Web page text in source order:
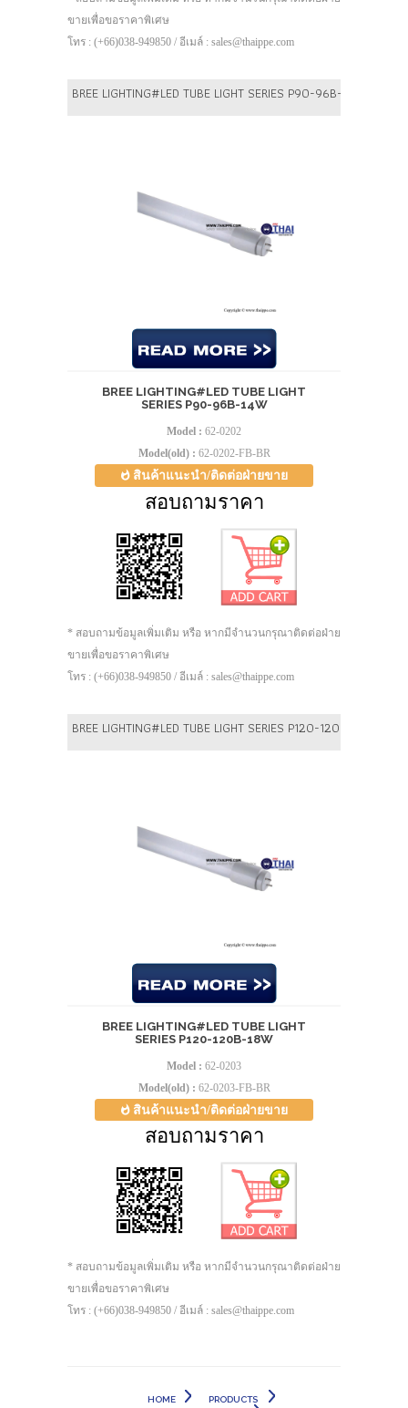
ขายเพื่อขอราคาพิเศษ
โทร : (+66)038-949850 / อีเมล์ : sales@thaippe.com
BREE LIGHTING#LED TUBE LIGHT SERIES P90-96B-14W
BREE LIGHTING#LED TUBE LIGHT
SERIES P90-96B-14W
Model : 62-0202
Model(old) : 62-0202-FB-BR
สินค้าแนะนำ/ติดต่อฝ่ายขาย
สอบถามราคา
* สอบถามข้อมูลเพิ่มเติม หรือ หากมีจำนวนกรุณาติดต่อฝ่าย
ขายเพื่อขอราคาพิเศษ
โทร : (+66)038-949850 / อีเมล์ : sales@thaippe.com
BREE LIGHTING#LED TUBE LIGHT SERIES P120-120B-18W
BREE LIGHTING#LED TUBE LIGHT
SERIES P120-120B-18W
Model : 62-0203
Model(old) : 62-0203-FB-BR
สินค้าแนะนำ/ติดต่อฝ่ายขาย
สอบถามราคา
* สอบถามข้อมูลเพิ่มเติม หรือ หากมีจำนวนกรุณาติดต่อฝ่าย
ขายเพื่อขอราคาพิเศษ
โทร : (+66)038-949850 / อีเมล์ : sales@thaippe.com
HOME
PRODUCTS